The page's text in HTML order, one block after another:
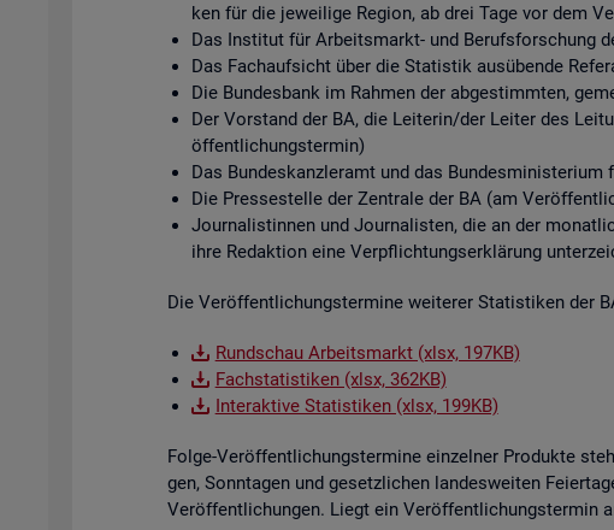
ken für die je­wei­li­ge Re­gi­on, ab drei Tage vor dem
Das In­sti­tut für Ar­beits­markt- und Be­rufs­for­schung
Das Fach­auf­sicht über die Sta­tis­tik aus­üben­de
Die Bun­des­bank im Rah­men der ab­ge­stimm­ten,
Der Vor­stand der BA, die Lei­te­rin/der Lei­ter des
öf­fent­li­chungs­ter­min)
Das Bun­des­kanz­ler­amt und das
Die Pres­se­stel­le der Zen­tra­le der BA (am
Jour­na­lis­tin­nen und Jour­na­lis­ten, die an der
ihre Re­dak­ti­on eine Ver­pflich­tungs­er­klä­rung
Die Ver­öf­fent­li­chungs­ter­mi­ne wei­te­rer Sta­tis­ti­ken der
Rund­schau Ar­beits­markt (xlsx, 197KB)
Fach­sta­tis­ti­ken (xlsx, 362KB)
In­ter­ak­ti­ve Sta­tis­ti­ken (xlsx, 199KB)
Folge-Ver­öf­fent­li­chungs­ter­mi­ne ein­zel­ner Pro­duk­te
gen, Sonn­ta­gen und ge­setz­li­chen lan­des­wei­ten
Ver­öf­fent­li­chun­gen. Liegt ein Ver­öf­fent­li­chungs­ter­min